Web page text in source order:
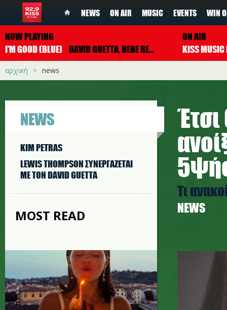
NEWS ON AIR MUSIC EVENTS WIN
NOW PLAYING
I'M GOOD (BLUE)
DAVID GUETTA, BEBE REXHA
ON AIR
αρχική news
NEWS
KIM PETRAS
LEWIS THOMPSON ΣΥΝΕΡΓAΖΕΤΑΙ
ΜΕ ΤΟΝ DAVID GUETTA
MOST READ
Τι
NEWS